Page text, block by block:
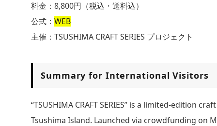
料金：8,800円（税込・送料込）
公式： WEB
主催：TSUSHIMA CRAFT SERIES プロジェクト
Summary for International Visitors
“TSUSHIMA CRAFT SERIES” is a limited-edition
Tsushima Island. Launched via crowdfunding on